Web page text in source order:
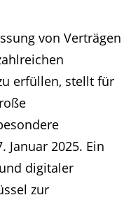
von Verträgen
erfüllen, stellt für
Januar 2025. Ein
digitaler
zur